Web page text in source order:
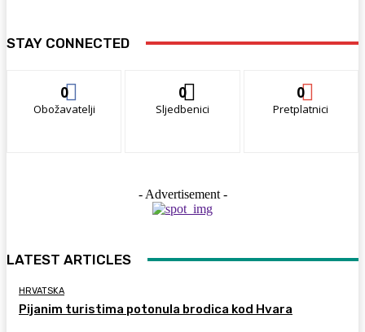
STAY CONNECTED
0
Obožavatelji
0
Sljedbenici
0
Pretplatnici
- Advertisement -
LATEST ARTICLES
HRVATSKA
Pijanim turistima potonula brodica kod Hvara